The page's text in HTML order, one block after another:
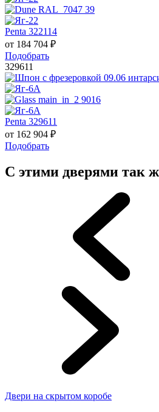
Penta 322114
от 184 704 ₽
Подобрать
329611
Penta 329611
от 162 904 ₽
Подобрать
С этими дверями так
Двери на скрытом коробе